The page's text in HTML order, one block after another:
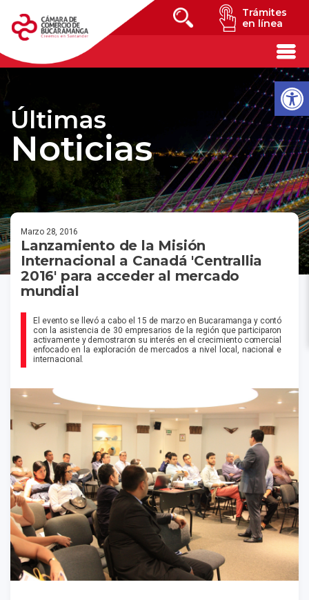
Trámites
en línea
Últimas
Noticias
Marzo 28, 2016
Lanzamiento de la Misión
Internacional a Canadá 'Centrallia
2016' para acceder al mercado
mundial
El evento se llevó a cabo el 15 de marzo en Bucaramanga y contó
con la asistencia de 30 empresarios de la región que participaron
activamente y demostraron su interés en el crecimiento comercial
enfocado en la exploración de mercados a nivel local, nacional e
internacional.